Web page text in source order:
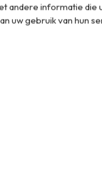
andere informatie die
uw gebruik van hun